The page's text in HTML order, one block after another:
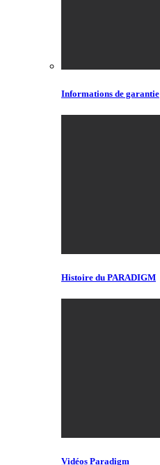
Informations de garantie
Histoire du PARADIGM
Vidéos Paradigm